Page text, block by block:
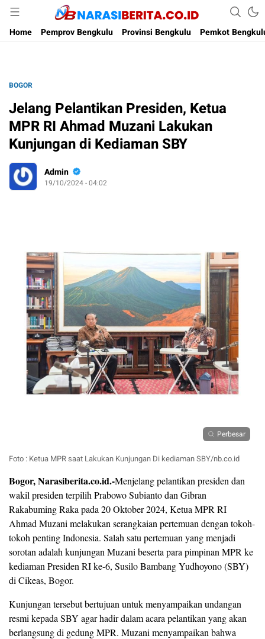
Narasi Berita
Home
Pemprov Bengkulu Provinsi Bengkulu Pemkot
BOGOR
Jelang Pelantikan Presiden, Ketua
MPR RI Ahmad Muzani Lakukan
Kunjungan di Kediaman SBY
Admin
19/10/2024 - 04:02
Perbesar
Foto : Ketua MPR saat Lakukan Kunjungan Di kediaman SBY/nb.co.id
Bogor, Narasiberita.co.id.-Menjelang pelantikan presiden dan
wakil presiden terpilih Prabowo Subianto dan Gibran
Rakabuming Raka pada 20 Oktober 2024, Ketua MPR RI
Ahmad Muzani melakukan serangkaian pertemuan dengan tokoh-
tokoh penting Indonesia. Salah satu pertemuan yang menjadi
sorotan adalah kunjungan Muzani beserta para pimpinan MPR ke
kediaman Presiden RI ke-6, Susilo Bambang Yudhoyono (SBY)
di Cikeas, Bogor.
Kunjungan tersebut bertujuan untuk menyampaikan undangan
resmi kepada SBY agar hadir dalam acara pelantikan yang akan
berlangsung di gedung MPR. Muzani menyampaikan bahwa